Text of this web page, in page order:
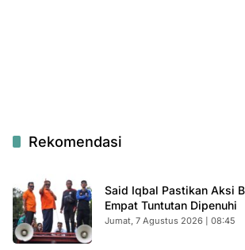
Rekomendasi
Said Iqbal Pastikan Aksi
Empat Tuntutan Dipenuhi
Jumat, 7 Agustus 2026 | 08:45